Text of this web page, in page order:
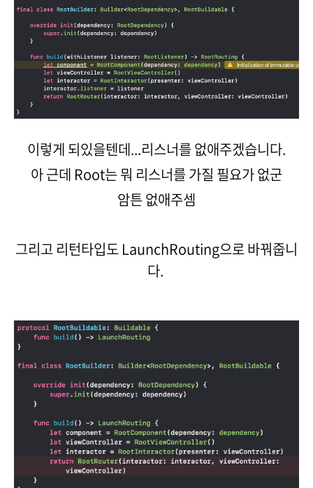
이렇게 되있을텐데...리스너를 없애주겠습니다.
아 근데 Root는 뭐 리스너를 가질 필요가 없군
암튼 없애주셈
그리고 리턴타입도 LaunchRouting으로 바꿔줍니
다.